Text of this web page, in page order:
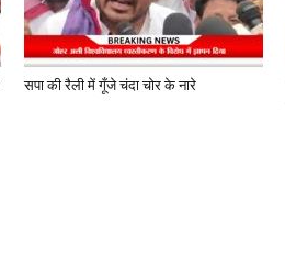
सपा की रैली में गूँजे चंदा चोर के नारे